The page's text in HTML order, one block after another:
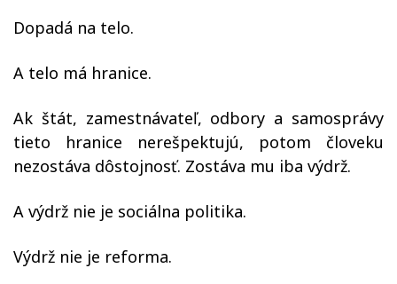
Dopadá na telo.
A telo má hranice.
Ak štát, zamestnávateľ, odbory a samosprávy
tieto hranice nerešpektujú, potom človeku
nezostáva dôstojnosť. Zostáva mu iba výdrž.
A výdrž nie je sociálna politika.
Výdrž nie je reforma.